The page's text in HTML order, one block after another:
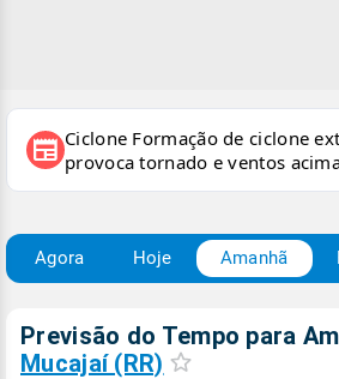
newspaper Ciclone Formação de ciclone
provoca tornado e ventos
no RS
Agora Hoje Amanhã
Previsão do Tempo para
Mucajaí (RR)